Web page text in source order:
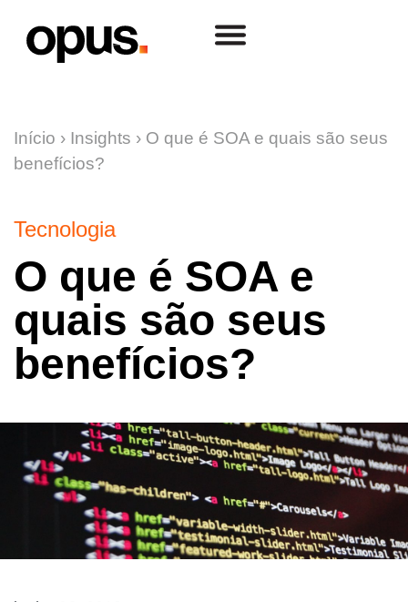
Início › Insights › O que é SOA e quais são seus
benefícios?
Tecnologia
O que é SOA e
quais são seus
benefícios?